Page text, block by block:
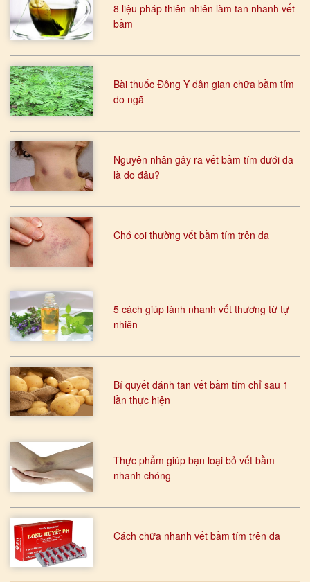
8 liệu pháp thiên nhiên làm tan nhanh vết
bầm
Bài thuốc Đông Y dân gian chữa bầm tím
do ngã
Nguyên nhân gây ra vết bầm tím dưới da
là do đâu?
Chớ coi thường vết bầm tím trên da
5 cách giúp lành nhanh vết thương từ tự
nhiên
Bí quyết đánh tan vết bầm tím chỉ sau 1
lần thực hiện
Thực phẩm giúp bạn loại bỏ vết bầm
nhanh chóng
Cách chữa nhanh vết bầm tím trên da